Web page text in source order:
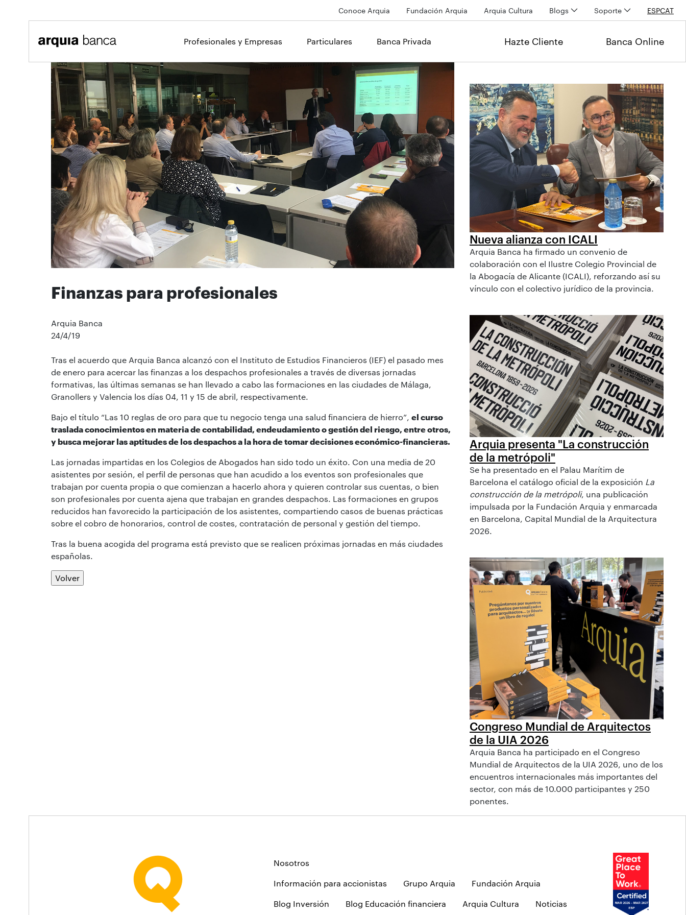
Conoce Arquia Fundación Arquia Arquia Cultura Blogs Soporte ESPCAT
Profesionales y Empresas Particulares Banca Privada Hazte Cliente Banca Online
Finanzas para profesionales
Arquia Banca
24/4/19
Tras el acuerdo que Arquia Banca alcanzó con el Instituto de Estudios Financieros (IEF) el pasado mes
de enero para acercar las finanzas a los despachos profesionales a través de diversas jornadas
formativas, las últimas semanas se han llevado a cabo las formaciones en las ciudades de Málaga,
Granollers y Valencia los días 04, 11 y 15 de abril, respectivamente.
Bajo el título “Las 10 reglas de oro para que tu negocio tenga una salud financiera de hierro”, el curso
traslada conocimientos en materia de contabilidad, endeudamiento o gestión del riesgo, entre otros,
y busca mejorar las aptitudes de los despachos a la hora de tomar decisiones económico-financieras.
Las jornadas impartidas en los Colegios de Abogados han sido todo un éxito. Con una media de 20
asistentes por sesión, el perfil de personas que han acudido a los eventos son profesionales que
trabajan por cuenta propia o que comienzan a hacerlo ahora y quieren controlar sus cuentas, o bien
son profesionales por cuenta ajena que trabajan en grandes despachos. Las formaciones en grupos
reducidos han favorecido la participación de los asistentes, compartiendo casos de buenas prácticas
sobre el cobro de honorarios, control de costes, contratación de personal y gestión del tiempo.
Tras la buena acogida del programa está previsto que se realicen próximas jornadas en más ciudades
españolas.
Volver
Nueva alianza con ICALI
Arquia Banca ha firmado un convenio de
colaboración con el Ilustre Colegio Provincial de
la Abogacía de Alicante (ICALI), reforzando así su
vínculo con el colectivo jurídico de la provincia.
Arquia presenta "La construcción
de la metrópoli"
Se ha presentado en el Palau Marítim de
Barcelona el catálogo oficial de la exposición La
construcción de la metrópoli, una publicación
impulsada por la Fundación Arquia y enmarcada
en Barcelona, Capital Mundial de la Arquitectura
2026.
Congreso Mundial de Arquitectos
de la UIA 2026
Arquia Banca ha participado en el Congreso
Mundial de Arquitectos de la UIA 2026, uno de los
encuentros internacionales más importantes del
sector, con más de 10.000 participantes y 250
ponentes.
Nosotros
Información para accionistas Grupo Arquia Fundación Arquia
Blog Inversión Blog Educación financiera Arquia Cultura Noticias